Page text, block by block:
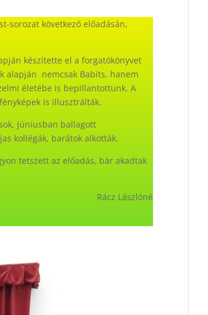
sorozat következő előadásán,
készítette el a forgatókönyvet
alapján nemcsak Babits, hanem
életébe is bepillantottunk. A
is illusztrálták.
júniusban ballagott
kollégák, barátok alkották.
tetszett az előadás, bár akadtak
Rácz Lászlóné